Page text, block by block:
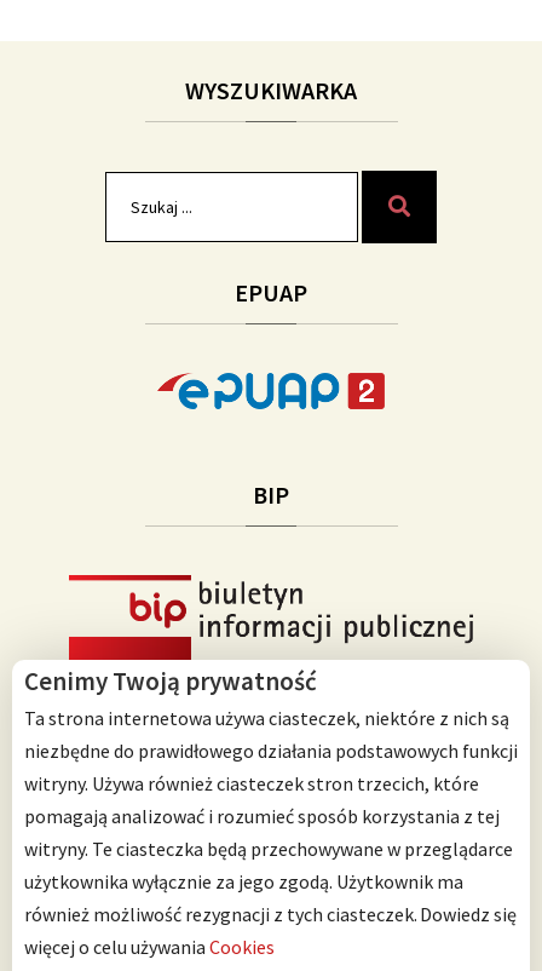
WYSZUKIWARKA
EPUAP
BIP
Przedszkole Integracyjne nr 125 im. Janusza Korczaka
ul. Ścinawska 10
53-642 Wrocław
Telefon: 71 798 67 64
Cenimy Twoją prywatność
Ta strona internetowa używa ciasteczek, niektóre z nich są
niezbędne do prawidłowego działania podstawowych funkcji
witryny. Używa również ciasteczek stron trzecich, które
pomagają analizować i rozumieć sposób korzystania z tej
witryny. Te ciasteczka będą przechowywane w przeglądarce
użytkownika wyłącznie za jego zgodą. Użytkownik ma
również możliwość rezygnacji z tych ciasteczek. Dowiedz się
więcej o celu używania Cookies